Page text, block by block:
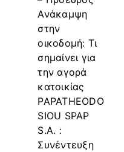
Ανάκαμψη
στην
οικοδομή: Τι
σημαίνει για
την αγορά
κατοικίας
PAPATHEODO
SIOU SPAP
S.A. :
Συνέντευξη